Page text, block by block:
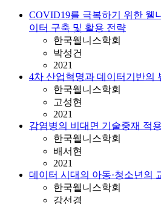
COVID19를 극복하기 위한 웰
이터 구축 및 활용 전략
한국웰니스학회
박성건
2021
4차 산업혁명과 데이터기반의
한국웰니스학회
고성현
2021
감염병의 비대면 기술중재 적
한국웰니스학회
배서현
2021
데이터 시대의 아동·청소년의
한국웰니스학회
강선경